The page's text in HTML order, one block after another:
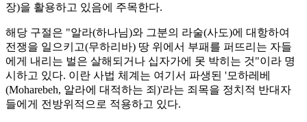
장)을 활용하고 있음에 주목한다.
해당 구절은 "알라(하나님)와 그분의 라술(사도)에 대항하여
전쟁을 일으키고(무하리바) 땅 위에서 부패를 퍼뜨리는 자들
에게 내리는 벌은 살해되거나 십자가에 못 박히는 것"이라 명
시하고 있다. 이란 사법 체계는 여기서 파생된 '모하레베
(Moharebeh, 알라에 대적하는 죄)'라는 죄목을 정치적 반대자
들에게 전방위적으로 적용하고 있다.